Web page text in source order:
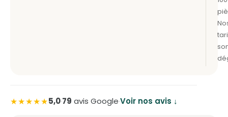
★★★★★5,0·79 avis Google·Voir nos avis ↓